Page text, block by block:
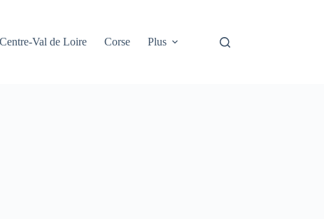
Centre-Val de Loire Corse Plus